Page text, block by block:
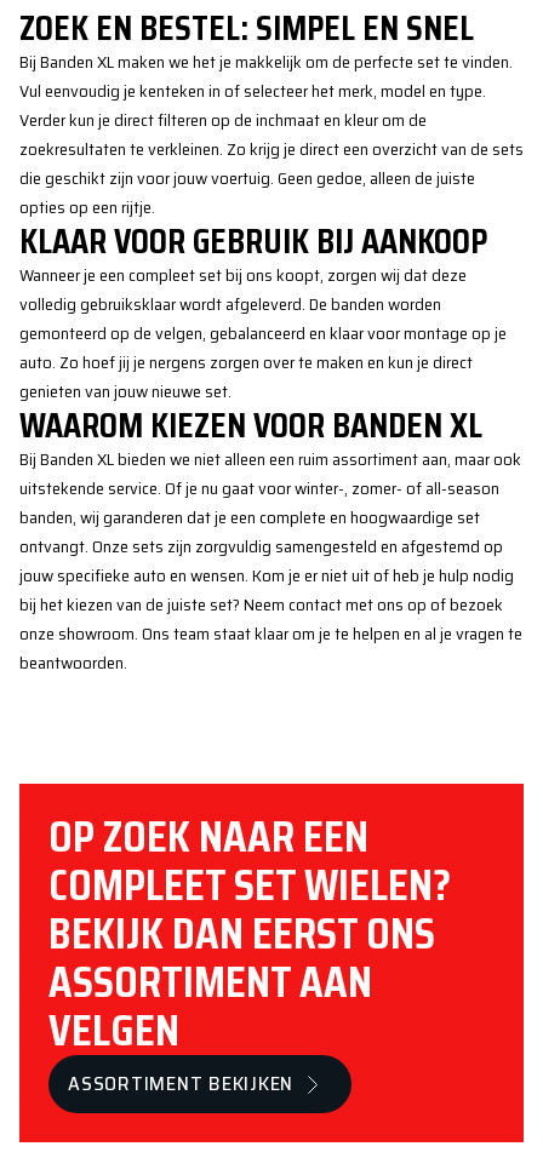
ZOEK EN BESTEL: SIMPEL EN SNEL
Bij Banden XL maken we het je makkelijk om de perfecte set te vinden.
Vul eenvoudig je kenteken in of selecteer het merk, model en type.
Verder kun je direct filteren op de inchmaat en kleur om de
zoekresultaten te verkleinen. Zo krijg je direct een overzicht van de sets
die geschikt zijn voor jouw voertuig. Geen gedoe, alleen de juiste
opties op een rijtje.
KLAAR VOOR GEBRUIK BIJ AANKOOP
Wanneer je een compleet set bij ons koopt, zorgen wij dat deze
volledig gebruiksklaar wordt afgeleverd. De banden worden
gemonteerd op de velgen, gebalanceerd en klaar voor montage op je
auto. Zo hoef jij je nergens zorgen over te maken en kun je direct
genieten van jouw nieuwe set.
WAAROM KIEZEN VOOR BANDEN XL
Bij Banden XL bieden we niet alleen een ruim assortiment aan, maar ook
uitstekende service. Of je nu gaat voor winter-, zomer- of all-season
banden, wij garanderen dat je een complete en hoogwaardige set
ontvangt. Onze sets zijn zorgvuldig samengesteld en afgestemd op
jouw specifieke auto en wensen. Kom je er niet uit of heb je hulp nodig
bij het kiezen van de juiste set? Neem contact met ons op of bezoek
onze showroom. Ons team staat klaar om je te helpen en al je vragen te
beantwoorden.
OP ZOEK NAAR EEN
COMPLEET SET WIELEN?
BEKIJK DAN EERST ONS
ASSORTIMENT AAN
VELGEN
ASSORTIMENT BEKIJKEN